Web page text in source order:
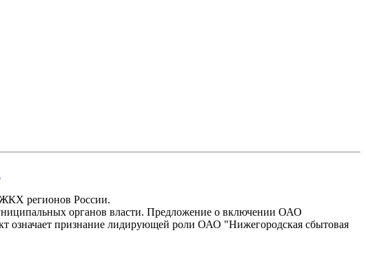
ЖКХ регионов России.
органов власти. Предложение о включении ОАО
означает признание лидирующей роли ОАО "Нижегородская сбытовая